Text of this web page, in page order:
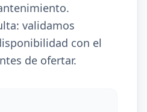
validamos
con el
de ofertar.